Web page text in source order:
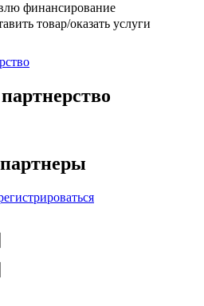
финансирование
товар/оказать услуги